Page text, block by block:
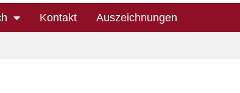
Kontakt Auszeichnungen